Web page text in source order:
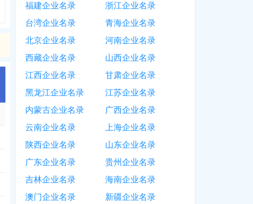
福建企业名录
浙江企业名录
台湾企业名录
青海企业名录
北京企业名录
河南企业名录
西藏企业名录
山西企业名录
江西企业名录
甘肃企业名录
黑龙江企业名录
江苏企业名录
内蒙古企业名录
广西企业名录
云南企业名录
上海企业名录
陕西企业名录
山东企业名录
广东企业名录
贵州企业名录
吉林企业名录
海南企业名录
澳门企业名录
新疆企业名录